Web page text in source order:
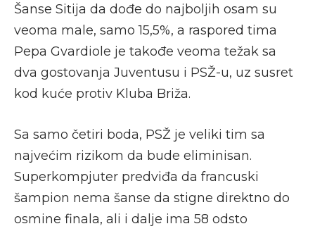
Šanse Sitija da dođe do najboljih osam su
veoma male, samo 15,5%, a raspored tima
Pepa Gvardiole je takođe veoma težak sa
dva gostovanja Juventusu i PSŽ-u, uz susret
kod kuće protiv Kluba Briža.
Sa samo četiri boda, PSŽ je veliki tim sa
najvećim rizikom da bude eliminisan.
Superkompjuter predviđa da francuski
šampion nema šanse da stigne direktno do
osmine finala, ali i dalje ima 58 odsto